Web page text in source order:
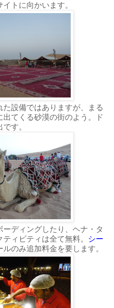
トに向かいます。
設備ではありますが、まる
てくる砂漠の街のよう。ド
す。
ディングしたり、ヘナ・タ
ィビティは全て無料。
シー
ルのみ追加料金を要します。